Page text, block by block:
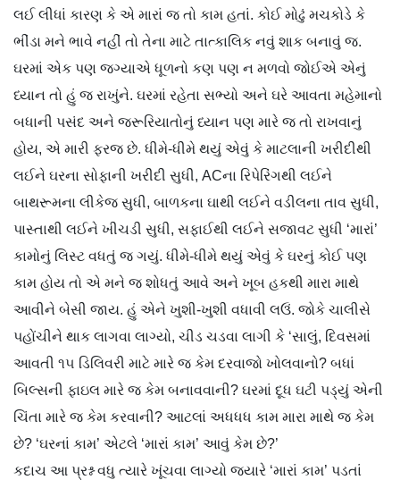
લઈ લીધાં કારણ કે એ મારાં જ તો કામ હતાં. કોઈ મોઢું મચકોડે કે
ભીંડા મને ભાવે નહીં તો તેના માટે તાત્કાલિક નવું શાક બનાવું જ.
ઘરમાં એક પણ જગ્યાએ ધૂળનો કણ પણ ન મળવો જોઈએ એનું
ધ્યાન તો હું જ રાખુંને. ઘરમાં રહેતા સભ્યો અને ઘરે આવતા મહેમાનો
બધાની પસંદ અને જરૂરિયાતોનું ધ્યાન પણ મારે જ તો રાખવાનું
હોય, એ મારી ફરજ છે. ધીમે-ધીમે થયું એવું કે માટલાની ખરીદીથી
લઈને ઘરના સોફાની ખરીદી સુધી, ACના રિપેરિંગથી લઈને
બાથરૂમના લીકેજ સુધી, બાળકના ઘાથી લઈને વડીલના તાવ સુધી,
પાસ્તાથી લઈને ખીચડી સુધી, સફાઈથી લઈને સજાવટ સુધી ‘મારાં’
કામોનું લિસ્ટ વધતું જ ગયું. ધીમે-ધીમે થયું એવું કે ઘરનું કોઈ પણ
કામ હોય તો એ મને જ શોધતું આવે અને ખૂબ હકથી મારા માથે
આવીને બેસી જાય. હું એને ખુશી-ખુશી વધાવી લઉં. જોકે ચાલીસે
પહોંચીને થાક લાગવા લાગ્યો, ચીડ ચડવા લાગી કે ‘સાલું, દિવસમાં
આવતી ૧૫ ડિલિવરી માટે મારે જ કેમ દરવાજો ખોલવાનો? બધાં
બિલ્સની ફાઇલ મારે જ કેમ બનાવવાની? ઘરમાં દૂધ ઘટી પડ્યું એની
ચિંતા મારે જ કેમ કરવાની? આટલાં અધધધ કામ મારા માથે જ કેમ
છે? ‘ઘરનાં કામ’ એટલે ‘મારાં કામ’ આવું કેમ છે?’
કદાચ આ પ્રશ્ન વધુ ત્યારે ખૂંચવા લાગ્યો જ્યારે ‘મારાં કામ’ પડતાં